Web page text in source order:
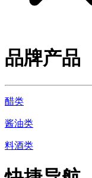
品牌产品
醋类
酱油类
料酒类